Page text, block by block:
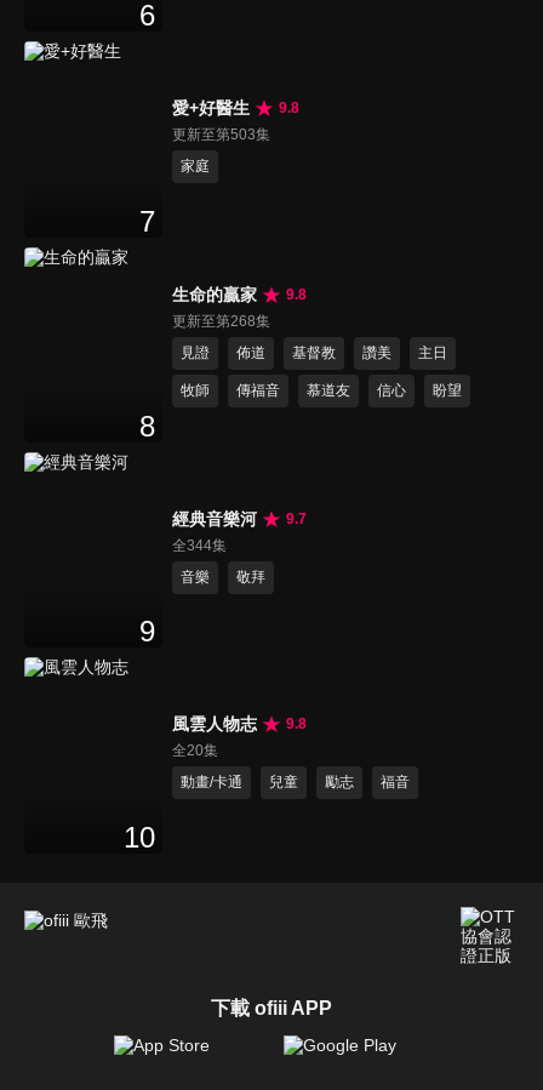
6
7
愛+好醫生
9.8
更新至第503集
家庭
8
生命的贏家
9.8
更新至第268集
見證
佈道 基督教 讚美 主日
牧師 傳福音 慕道友 信心 盼望
9
經典音樂河
9.7
全344集
音樂
敬拜
10
風雲人物志
9.8
全20集
動畫/卡通
兒童 勵志 福音
下載 ofiii APP